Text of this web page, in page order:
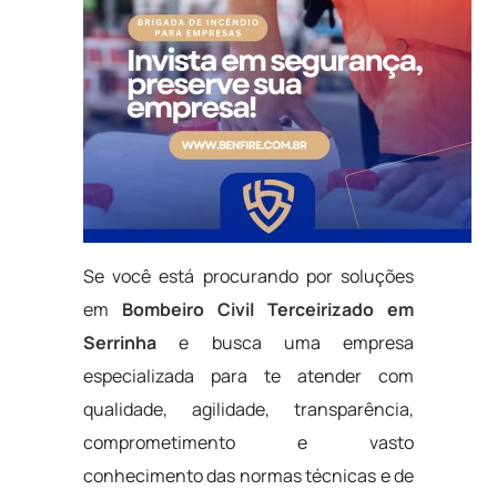
Se você está procurando por soluções
em Bombeiro Civil Terceirizado em
Serrinhae busca uma empresa
especializada para te atender com
qualidade, agilidade, transparência,
comprometimento e vasto
conhecimento das normas técnicas e de